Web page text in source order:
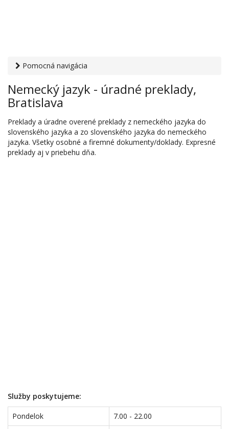
Pomocná navigácia
tlmočenie › Nemecký jazyk - úradné preklady, Bratislava
Nemecký jazyk - úradné preklady,
Bratislava
Preklady a úradne overené preklady z nemeckého jazyka do
slovenského jazyka a zo slovenského jazyka do nemeckého
jazyka. Všetky osobné a firemné dokumenty/doklady. Expresné
preklady aj v priebehu dňa.
Služby poskytujeme:
Pondelok
7.00 - 22.00